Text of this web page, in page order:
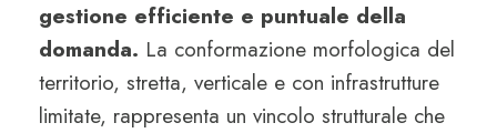
gestione efficiente e puntuale della
domanda. La conformazione morfologica del
territorio, stretta, verticale e con infrastrutture
limitate, rappresenta un vincolo strutturale che